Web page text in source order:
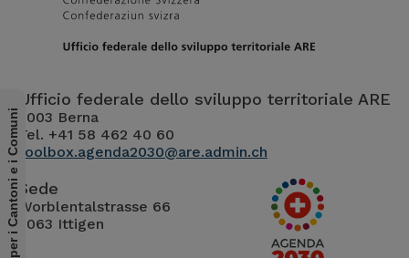
Ufficio federale dello sviluppo territoriale ARE
3003 Berna
Tel. +41 58 462 40 60
toolbox.agenda2030@are.admin.ch
Sede
Worblentalstrasse 66
3063 Ittigen
per i Cantoni e i Comuni